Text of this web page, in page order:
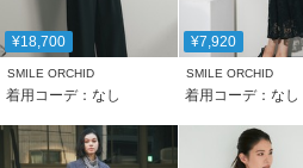
¥18,700
SMILE ORCHID
着用コーデ：なし
¥7,920
SMILE ORCHID
着用コーデ：なし